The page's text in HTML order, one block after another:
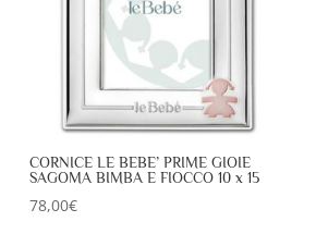
CORNICE LE BEBE’ PRIME GIOIE
SAGOMA BIMBA E FIOCCO 10 x 15
78,00€